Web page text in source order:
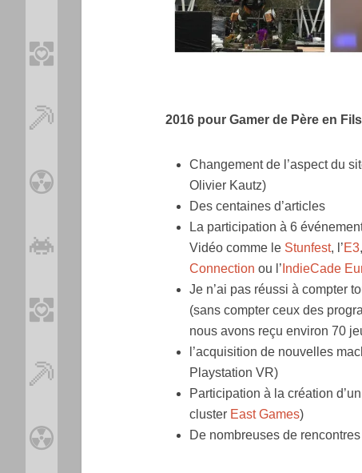
2016 pour Gamer de Père en
Changement de l’aspect du
Olivier Kautz)
Des centaines d’articles
La participation à 6
Vidéo comme le Stunfest, l’E3
Connection ou l’ IndieCade
Je n’ai pas réussi à compter
(sans compter ceux des
nous avons reçu environ 70
l’acquisition de nouvelles
Playstation VR)
Participation à la création
cluster East Games)
De nombreuses de